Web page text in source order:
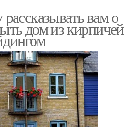
вам о
дом из кирпичей